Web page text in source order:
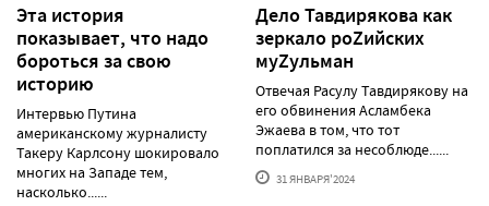
Эта история
показывает, что надо
бороться за свою
историю
Интервью Путина
американскому журналисту
Такеру Карлсону шокировало
многих на Западе тем,
насколько......
Дело Тавдирякова как
зеркало роZийских
муZульман
Отвечая Расулу Тавдирякову на
его обвинения Асламбека
Эжаева в том, что тот
поплатился за несоблюде......
31 ЯНВАРЯ'2024